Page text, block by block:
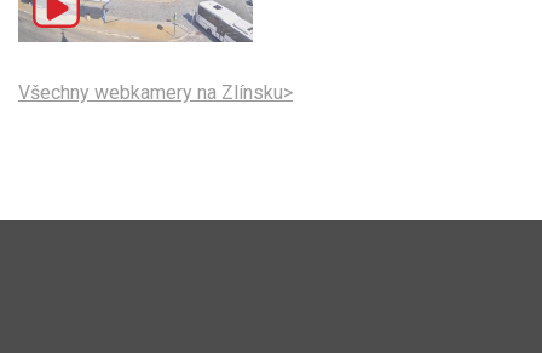
Všechny webkamery na Zlínsku>